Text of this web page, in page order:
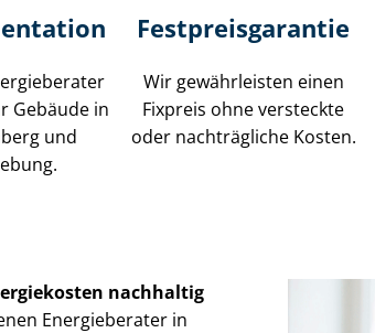
Gebäude in
und
Fest­preis­ga­ran­tie
Wir gewährleisten einen
Fixpreis ohne versteckte
oder nachträgliche Kosten.
nachhaltig
Energieberater in